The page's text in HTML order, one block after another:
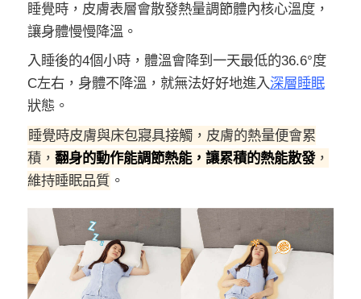
睡覺時，皮膚表層會散發熱量調節體內核心溫度，
讓身體慢慢降溫。
入睡後的4個小時，體溫會降到一天最低的36.6°度
C左右，身體不降溫，就無法好好地進入深層睡眠
狀態。
睡覺時皮膚與床包寢具接觸，皮膚的熱量便會累
積， 翻身的動作能調節熱能，讓累積的熱能散發，
維持睡眠品質 。